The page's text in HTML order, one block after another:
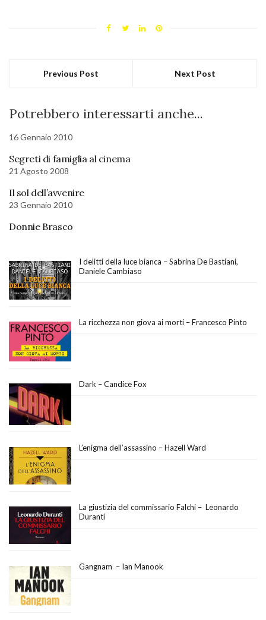
Previous Post Next Post
Potrebbero interessarti anche...
16 Gennaio 2010
Segreti di famiglia al cinema
21 Agosto 2008
Il sol dell’avvenire
23 Gennaio 2010
Donnie Brasco
I delitti della luce bianca – Sabrina De Bastiani,
Daniele Cambiaso
La ricchezza non giova ai morti – Francesco Pinto
Dark – Candice Fox
L’enigma dell’assassino – Hazell Ward
La giustizia del commissario Falchi – Leonardo
Duranti
Gangnam – Ian Manook